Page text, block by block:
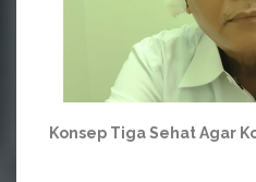
Konsep Tiga Sehat Agar